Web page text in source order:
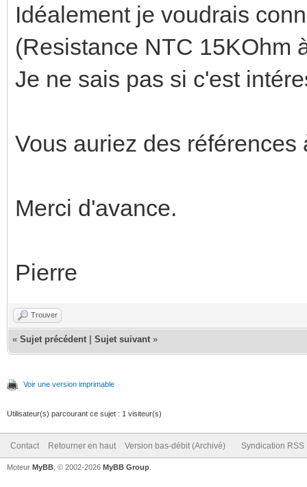
Idéalement je voudrais
(Resistance NTC 15KOhm
Je ne sais pas si c'est
Vous auriez des références
Merci d'avance.
Pierre
Trouver
« Sujet précédent Sujet suivant »
Voir une version imprimable
Utilisateur(s) parcourant ce sujet : 1 visiteur(s)
Contact Retourner en haut Version bas-débit (Archivé) Syndication RSS
Moteur MyBB , © 2002-2026 MyBB Group